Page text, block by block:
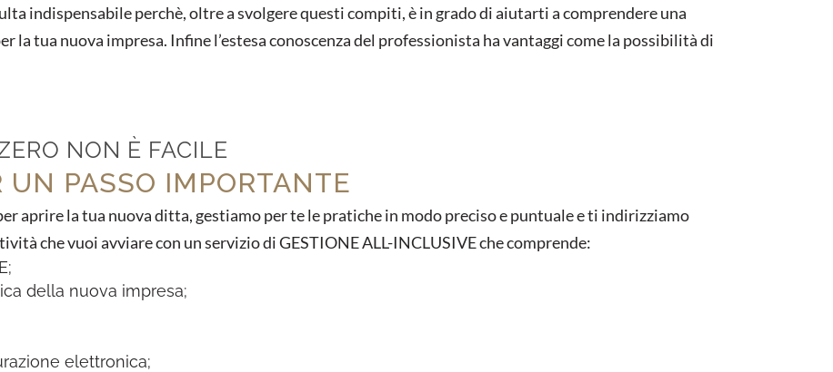
indispensabile perchè, oltre a svolgere questi compiti, è in grado di aiutarti a comprendere una
la tua nuova impresa. Infine l’estesa conoscenza del professionista ha vantaggi come la possibilità di
NON È FACILE
PASSO IMPORTANTE
aprire la tua nuova ditta, gestiamo per te le pratiche in modo preciso e puntuale e ti indirizziamo
che vuoi avviare con un servizio di GESTIONE ALL-INCLUSIVE che comprende:
della nuova impresa;
elettronica;